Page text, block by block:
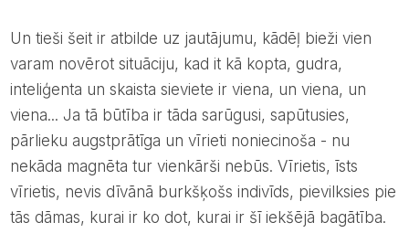
Un tieši šeit ir atbilde uz jautājumu, kādēļ bieži vien
varam novērot situāciju, kad it kā kopta, gudra,
inteliģenta un skaista sieviete ir viena, un viena, un
viena... Ja tā būtība ir tāda sarūgusi, sapūtusies,
pārlieku augstprātīga un vīrieti noniecinoša - nu
nekāda magnēta tur vienkārši nebūs. Vīrietis, īsts
vīrietis, nevis dīvānā burkšķošs indivīds, pievilksies pie
tās dāmas, kurai ir ko dot, kurai ir šī iekšējā bagātība.